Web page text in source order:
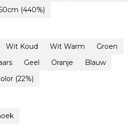
(440%)
Wit Koud Wit Warm
Groen
Geel Oranje
Blauw
(22%)